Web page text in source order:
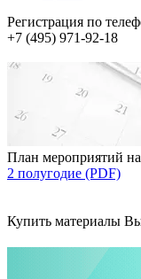
Регистрация по
+7 (495) 971-92-18
План мероприятий
2 полугодие (PDF)
Купить материалы